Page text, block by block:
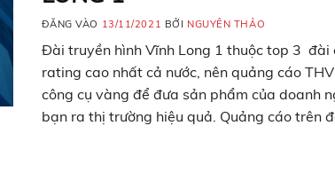
ĐĂNG VÀO 13/11/2021 BỞI NGUYÊN THẢO
Đài truyền hình Vĩnh Long 1 thuộc top 3 đài
rating cao nhất cả nước, nên quảng cáo
công cụ vàng để đưa sản phẩm của doanh
bạn ra thị trường hiệu quả. Quảng cáo trên